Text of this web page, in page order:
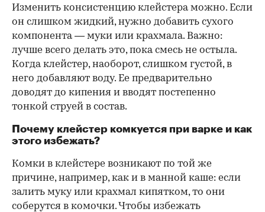
Изменить консистенцию клейстера можно. Если
он слишком жидкий, нужно добавить сухого
компонента — муки или крахмала. Важно:
лучше всего делать это, пока смесь не остыла.
Когда клейстер, наоборот, слишком густой, в
него добавляют воду. Ее предварительно
доводят до кипения и вводят постепенно
тонкой струей в состав.
Почему клейстер комкуется при варке и как
этого избежать?
Комки в клейстере возникают по той же
причине, например, как и в манной каше: если
залить муку или крахмал кипятком, то они
соберутся в комочки. Чтобы избежать